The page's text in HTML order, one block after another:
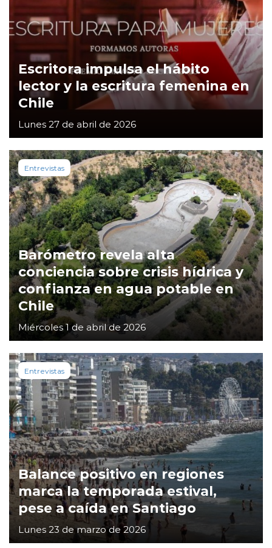
Escritora impulsa el hábito
lector y la escritura femenina en
Chile
Lunes 27 de abril de 2026
Entrevistas
Barómetro revela alta
conciencia sobre crisis hídrica y
confianza en agua potable en
Chile
Miércoles 1 de abril de 2026
Entrevistas
Balance positivo en regiones
marca la temporada estival,
pese a caída en Santiago
Lunes 23 de marzo de 2026